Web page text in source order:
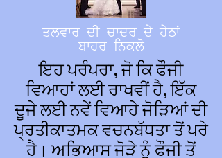
ਤਲਵਾਰ ਦੀ ਚਾਦਰ ਦੇ ਹੇਠਾਂ
ਬਾਹਰ ਨਿਕਲੋ
ਇਹ ਪਰੰਪਰਾ, ਜੋ ਕਿ ਫੌਜੀ
ਵਿਆਹਾਂ ਲਈ ਰਾਖਵੀਂ ਹੈ, ਇੱਕ
ਦੂਜੇ ਲਈ ਨਵੇਂ ਵਿਆਹੇ ਜੋੜਿਆਂ ਦੀ
ਪ੍ਰਤੀਕਾਤਮਕ ਵਚਨਬੱਧਤਾ ਤੋਂ ਪਰੇ
ਹੈ। ਅਭਿਆਸ ਜੋੜੇ ਨੂੰ ਫੌਜੀ ਤੋਂ